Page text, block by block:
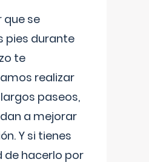
que se
pies durante
te
realizar
paseos,
a mejorar
Y si tienes
de hacerlo por